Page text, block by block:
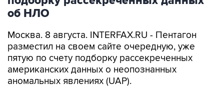
Москва. 8 августа. INTERFAX.RU - Пентагон
пятую по счету подборку рассекреченных
американских данных о неопознанных
аномальных явлениях (UAP).
"Министерство войны публикует пятую часть